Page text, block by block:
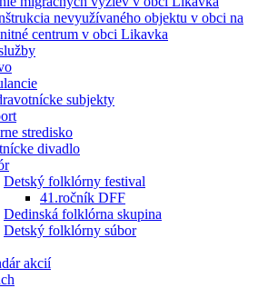
nevyužívaného objektu v obci na
centrum v obci Likavka
subjekty
stredisko
divadlo
Detský folklórny festival
41.ročník DFF
Dedinská folklórna skupina
Detský folklórny súbor
akcií